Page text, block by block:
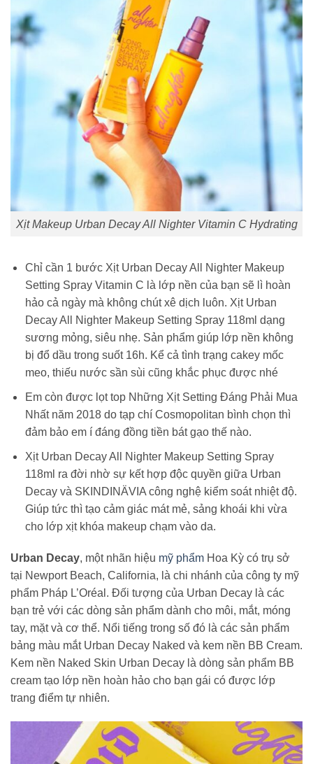
Xịt Makeup Urban Decay All Nighter Vitamin C Hydrating
Chỉ cần 1 bước Xịt Urban Decay All Nighter Makeup
Setting Spray Vitamin C là lớp nền của bạn sẽ lì hoàn
hảo cả ngày mà không chút xê dịch luôn. Xịt Urban
Decay All Nighter Makeup Setting Spray 118ml dạng
sương mỏng, siêu nhẹ. Sản phẩm giúp lớp nền không
bị đổ dầu trong suốt 16h. Kể cả tình trạng cakey mốc
meo, thiếu nước sần sùi cũng khắc phục được nhé
Em còn được lọt top Những Xịt Setting Đáng Phải Mua
Nhất năm 2018 do tạp chí Cosmopolitan bình chọn thì
đảm bảo em í đáng đồng tiền bát gạo thế nào.
Xịt Urban Decay All Nighter Makeup Setting Spray
118ml ra đời nhờ sự kết hợp độc quyền giữa Urban
Decay và SKINDINÄVIA công nghệ kiểm soát nhiệt độ.
Giúp tức thì tạo cảm giác mát mẻ, sảng khoái khi vừa
cho lớp xịt khóa makeup chạm vào da.
Urban Decay, một nhãn hiệu mỹ phẩm Hoa Kỳ có trụ sở
tại Newport Beach, California, là chi nhánh của công ty mỹ
phẩm Pháp L’Oréal. Đối tượng của Urban Decay là các
bạn trẻ với các dòng sản phẩm dành cho môi, mắt, móng
tay, mặt và cơ thể. Nổi tiếng trong số đó là các sản phẩm
bảng màu mắt Urban Decay Naked và kem nền BB Cream.
Kem nền Naked Skin Urban Decay là dòng sản phẩm BB
cream tạo lớp nền hoàn hảo cho bạn gái có được lớp
trang điểm tự nhiên.